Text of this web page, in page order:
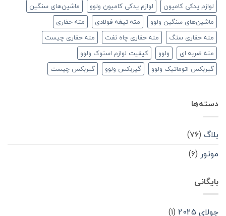
لوازم یدکی کامیون
لوازم یدکی کامیون ولوو
ماشین‌های سنگین
ماشین‌های سنگین ولوو
مته تیغه فولادی
مته حفاری
مته حفاری سنگ
مته حفاری چاه نفت
مته حفاری چیست
مته ضربه ای
ولوو
کیفیت لوازم استوک ولوو
گیربکس اتوماتیک ولوو
گیربکس ولوو گیربکس چیست
دسته‌ها
بلاگ (۷۶)
موتور (۶)
بایگانی
جولای 2025 (1)